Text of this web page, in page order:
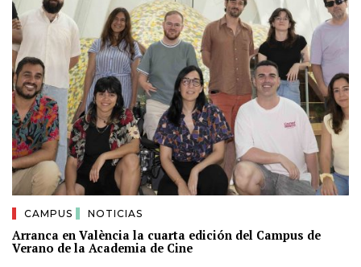
CAMPUS NOTICIAS
Arranca en València la cuarta edición del Campus de
Verano de la Academia de Cine